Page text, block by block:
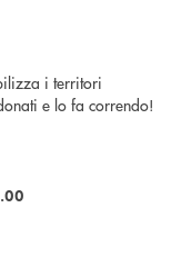
i territori
e lo fa correndo!